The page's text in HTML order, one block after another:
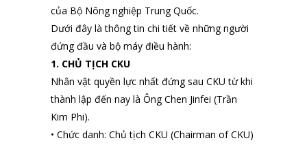
của Bộ Nông nghiệp Trung Quốc.
Dưới đây là thông tin chi tiết về những người
đứng đầu và bộ máy điều hành:
1. CHỦ TỊCH CKU
Nhân vật quyền lực nhất đứng sau CKU từ khi
thành lập đến nay là Ông Chen Jinfei (Trần
Kim Phi).
• Chức danh: Chủ tịch CKU (Chairman of CKU)